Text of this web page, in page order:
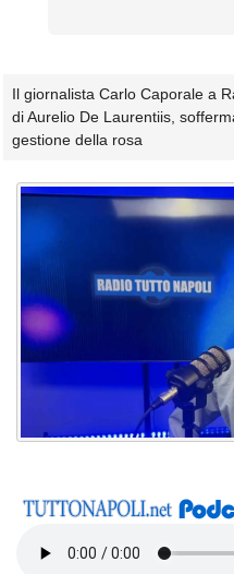
Il giornalista Carlo Caporale a
di Aurelio De Laurentiis,
gestione della rosa